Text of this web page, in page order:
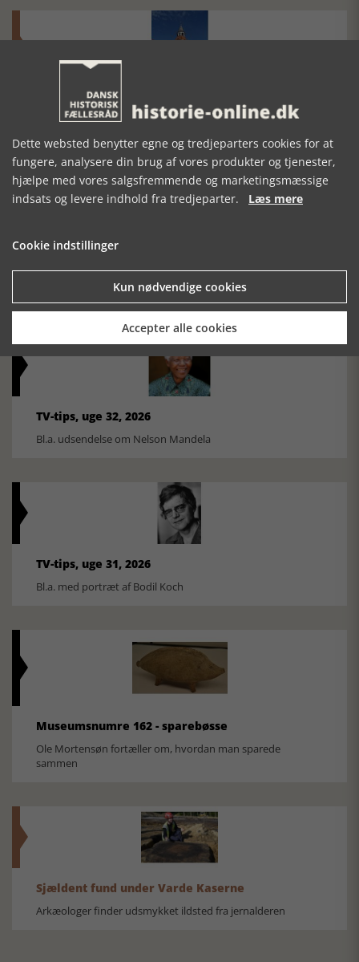
Historisk festival i Faaborg
oktober - 1. november 2026
Historiens Aktører 79 - John Reed
Ole Mortensøn fortæller om den amerikanske journalist
TV-tips, uge 32, 2026
Bl.a. udsendelse om Nelson Mandela
TV-tips, uge 31, 2026
Bl.a. med portræt af Bodil Koch
Museumsnumre 162 - sparebøsse
Ole Mortensøn fortæller om, hvordan man sparede
sammen
Sjældent fund under Varde Kaserne
Arkæologer finder udsmykket ildsted fra jernalderen
Dette websted benytter egne og tredjeparters cookies for at
fungere, analysere din brug af vores produkter og tjenester,
hjælpe med vores salgsfremmende og marketingsmæssige
indsats og levere indhold fra tredjeparter. Læs mere
Cookie indstillinger
Kun nødvendige cookies
Accepter alle cookies